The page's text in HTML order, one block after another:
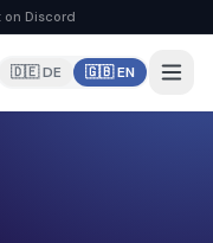
Discord
🇩🇪 DE 🇬🇧 EN